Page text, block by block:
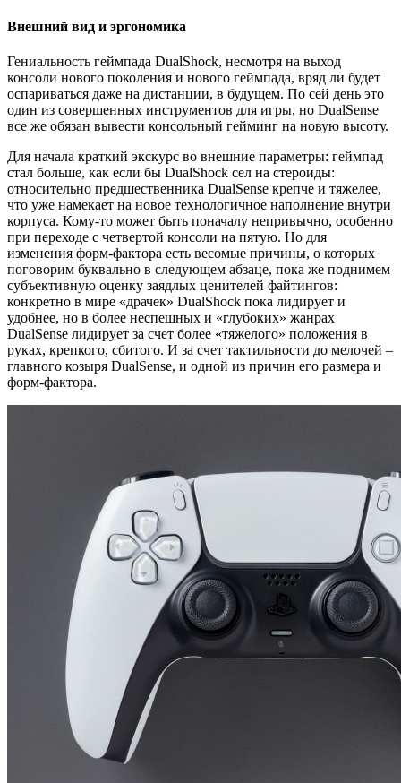
Внешний вид и эргономика
Гениальность геймпада DualShock, несмотря на выход
консоли нового поколения и нового геймпада, вряд ли будет
оспариваться даже на дистанции, в будущем. По сей день это
один из совершенных инструментов для игры, но DualSense
все же обязан вывести консольный гейминг на новую высоту.
Для начала краткий экскурс во внешние параметры: геймпад
стал больше, как если бы DualShock сел на стероиды:
относительно предшественника DualSense крепче и тяжелее,
что уже намекает на новое технологичное наполнение внутри
корпуса. Кому-то может быть поначалу непривычно, особенно
при переходе с четвертой консоли на пятую. Но для
изменения форм-фактора есть весомые причины, о которых
поговорим буквально в следующем абзаце, пока же поднимем
субъективную оценку заядлых ценителей файтингов:
конкретно в мире «драчек» DualShock пока лидирует и
удобнее, но в более неспешных и «глубоких» жанрах
DualSense лидирует за счет более «тяжелого» положения в
руках, крепкого, сбитого. И за счет тактильности до мелочей –
главного козыря DualSense, и одной из причин его размера и
форм-фактора.